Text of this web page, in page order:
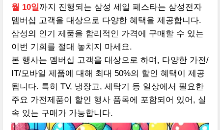
월 10일까지 진행되는 삼성 세일 페스타는 삼성전자
멤버십 고객을 대상으로 다양한 혜택을 제공합니다.
삼성의 인기 제품을 합리적인 가격에 구매할 수 있는
이번 기회를 절대 놓치지 마세요.
본 행사는 멤버십 고객을 대상으로 하며, 다양한 가전/
IT/모바일 제품에 대해 최대 50%의 할인 혜택이 제공
됩니다. 특히 TV, 냉장고, 세탁기 등 일상에서 필요한
주요 가전제품이 할인 행사 품목에 포함되어 있어, 실
속 있는 구매가 가능합니다.